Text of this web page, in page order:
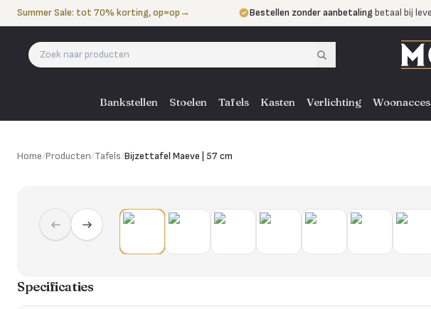
Naar de inhoud
Summer Sale: tot 70% korting, op=op→ Bestellen zonder aanbetaling betaal bij
Eigen bezorgdienst door heel NL, BE en DE
Bankstellen Stoelen Tafels Kasten Verlichting
Home/Producten/Tafels/Bijzettafel Maeve | 57 cm
Specificaties